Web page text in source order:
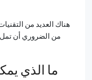
هناك العديد من
من الضروري أن
ما الذي